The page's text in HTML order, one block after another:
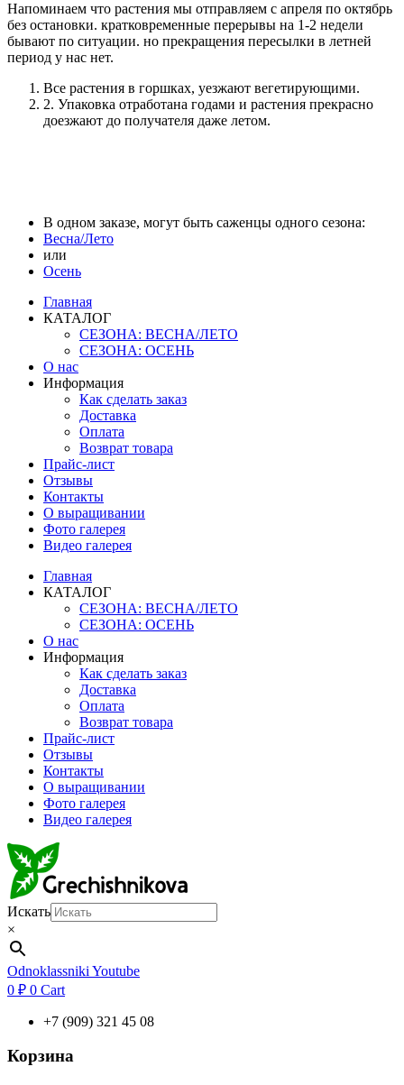
Напоминаем что растения мы отправляем с апреля по октябрь
без остановки. кратковременные перерывы на 1-2 недели
бывают по ситуации. но прекращения пересылки в летней
период у нас нет.
Все растения в горшках, уезжают вегетирующими.
2. Упаковка отработана годами и растения прекрасно
доезжают до получателя даже летом.
В одном заказе, могут быть саженцы одного сезона:
Весна/Лето
или
Осень
Главная
КАТАЛОГ
СЕЗОНА: ВЕСНА/ЛЕТО
СЕЗОНА: ОСЕНЬ
О нас
Информация
Как сделать заказ
Доставка
Оплата
Возврат товара
Прайс-лист
Отзывы
Контакты
О выращивании
Фото галерея
Видео галерея
Главная
КАТАЛОГ
СЕЗОНА: ВЕСНА/ЛЕТО
СЕЗОНА: ОСЕНЬ
О нас
Информация
Как сделать заказ
Доставка
Оплата
Возврат товара
Прайс-лист
Отзывы
Контакты
О выращивании
Фото галерея
Видео галерея
Искать
×
Odnoklassniki Youtube
0 ₽ 0 Cart
+7 (909) 321 45 08
Корзина